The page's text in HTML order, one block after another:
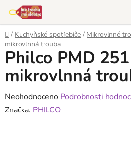
obsah
Domů
/ Kuchyňské spotřebiče / Mikrovlnné
mikrovlnná trouba
Philco PMD
mikrovlnná
Průměrné
hodnocení
Neohodnoceno Podrobnosti
Značka: PHILCO